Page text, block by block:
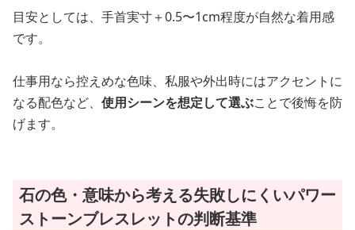
目安としては、手首実寸＋0.5〜1cm程度が自然な着用感
です。
仕事用なら控えめな色味、私服や外出時にはアクセントに
なる配色など、 使用シーンを想定して選ぶことで後悔を防
げます。
石の色・意味から考える失敗しにくいパワー
ストーンブレスレットの判断基準